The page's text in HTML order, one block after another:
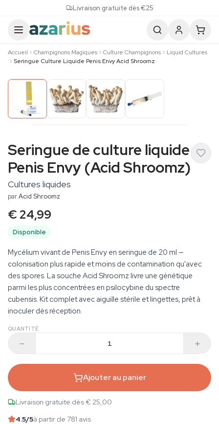
Livraison gratuite dès €25
Accueil Champignons Magiques Culture Champignons
Liquid Cultures
Seringue Culture Liquide Penis Envy Acid Shroomz
Seringue de culture liquide
Penis Envy (Acid Shroomz)
Cultures liquides
parAcid Shroomz
€ 24,99
Disponible
Mycélium vivant de Penis Envy en seringue de 20 ml —
colonisation plus rapide et moins de contamination qu'avec
des spores. La souche Acid Shroomz livre une génétique
parmi les plus concentrées en psilocybine du spectre
cubensis. Kit complet avec aiguille stérile et lingettes, prêt à
inoculer dès réception.
QUANTITÉ
Ajouter au panier
Livraison gratuite dès € 25,00
4.5/5à partir de 781 avis